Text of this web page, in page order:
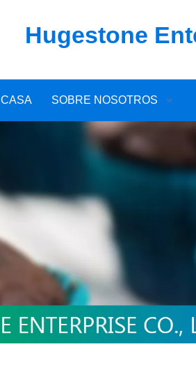
Hugestone
CASA SOBRE NOSOTROS